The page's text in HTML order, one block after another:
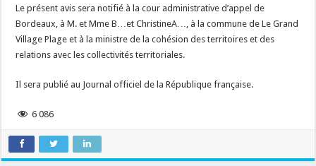
Le présent avis sera notifié à la cour administrative d’appel de
Bordeaux, à M. et Mme B…et ChristineA…, à la commune de Le Grand
Village Plage et à la ministre de la cohésion des territoires et des
relations avec les collectivités territoriales.
Il sera publié au Journal officiel de la République française.
6 086